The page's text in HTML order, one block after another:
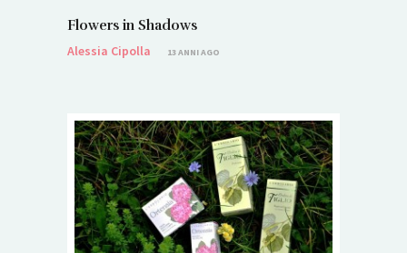
Flowers in Shadows
Alessia Cipolla
13 ANNI AGO